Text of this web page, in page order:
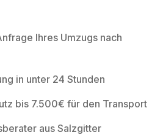
Ihres Umzugs nach
in unter 24 Stunden
bis 7.500€ für den Transport
aus Salzgitter